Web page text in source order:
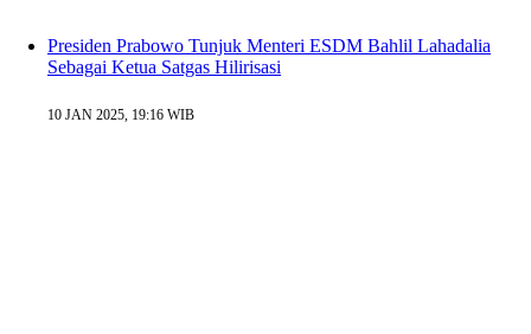
Presiden Prabowo Tunjuk Menteri ESDM Bahlil Lahadalia
Sebagai Ketua Satgas Hilirisasi
10 JAN 2025, 19:16 WIB